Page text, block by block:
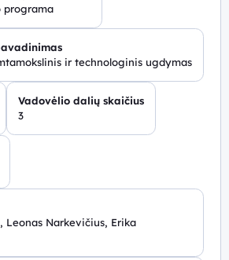
programa
ir technologinis ugdymas
Vadovėlio dalių skaičius
3
Leonas Narkevičius, Erika